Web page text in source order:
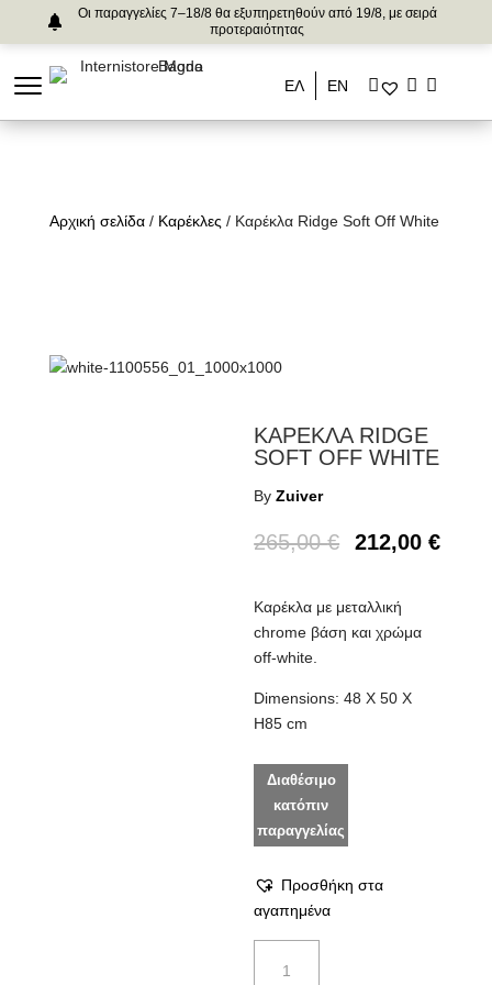
Οι παραγγελίες 7–18/8 θα εξυπηρετηθούν από 19/8, με σειρά
προτεραιότητας
ΕΛ ΕΝ
Αρχική σελίδα/ Καρέκλες / Καρέκλα Ridge Soft Off White
ΚΑΡΕΚΛΑ RIDGE
SOFT OFF WHITE
ByZuiver
265,00€ 212,00€
Καρέκλα με μεταλλική
chrome βάση και χρώμα
off-white.
Dimensions: 48 X 50 X
H85 cm
Διαθέσιμο
κατόπιν
παραγγελίας
Προσθήκη στα
αγαπημένα
Ridge